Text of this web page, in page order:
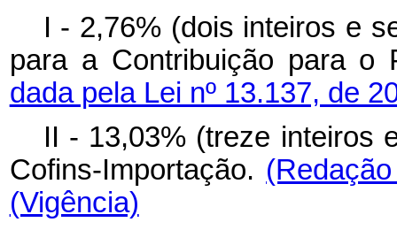
I - 2,76% (dois inteiros e
para a Contribuição para o
dada pela Lei nº 13.137, de
II - 13,03% (treze inteiros
Cofins-Importação.
(Vigência)